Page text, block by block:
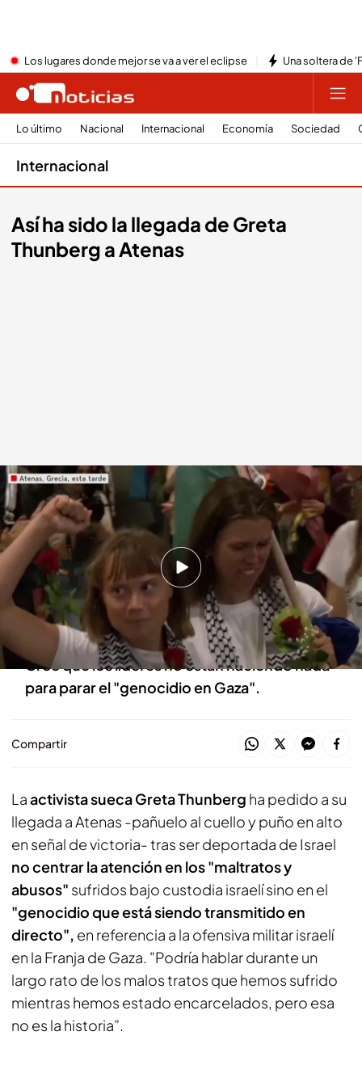
Los lugares donde mejor se va a ver el eclipse Una soltera de
Lo último Nacional Internacional Economía Sociedad
Internacional
Así ha sido la llegada de Greta
Thunberg a Atenas
Una imagen de Greta Thunberg Cuatro
Redacción digital Noticias Cuatro
06 OCT 2025 - 21:19h.
Greta Thunberg ha pedido a su llegada a
Atenas tras ser deportada de Israel no centrar
la atención en los "maltratos y abusos"
Cree que los líderes no están haciendo nada
para parar el "genocidio en Gaza".
Compartir
Laactivista sueca Greta Thunberg ha pedido a su
llegada a Atenas -pañuelo al cuello y puño en alto
en señal de victoria- tras ser deportada de Israel
no centrar la atención en los "maltratos y
abusos" sufridos bajo custodia israelí sino en el
"genocidio que está siendo transmitido en
directo", en referencia a la ofensiva militar israelí
en la Franja de Gaza. "Podría hablar durante un
largo rato de los malos tratos que hemos sufrido
mientras hemos estado encarcelados, pero esa
no es la historia”.